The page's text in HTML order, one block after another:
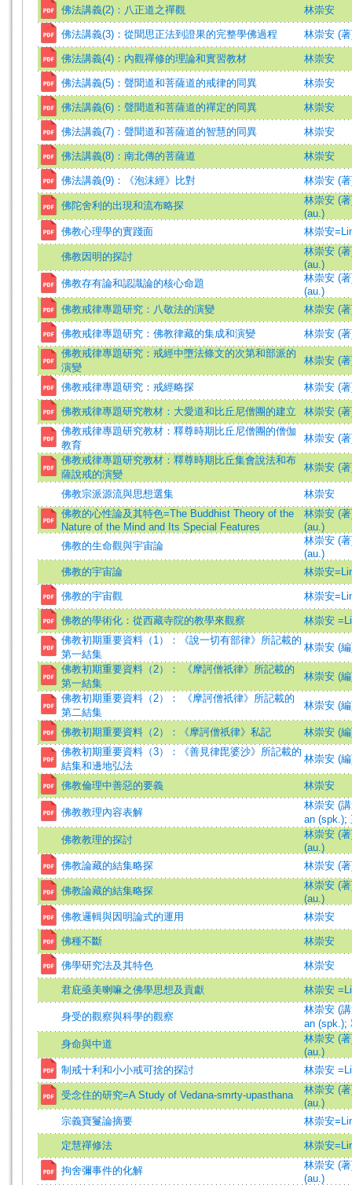
佛法講義(2)：八正道之禪觀 林崇安
佛法講義(3)：從聞思正法到證果的完整學佛過程 林崇安 (
佛法講義(4)：內觀禪修的理論和實習教材 林崇安
佛法講義(5)：聲聞道和菩薩道的戒律的同異 林崇安
佛法講義(6)：聲聞道和菩薩道的禪定的同異 林崇安
佛法講義(7)：聲聞道和菩薩道的智慧的同異 林崇安
佛法講義(8)：南北傳的菩薩道 林崇安
佛法講義(9)：《泡沫經》比對 林崇安 (
佛陀舍利的出現和流布略探
林崇安 (
(au.)
佛教心理學的實踐面
林崇安
佛教因明的探討
林崇安 (
(au.)
佛教存有論和認識論的核心命題
林崇安 (
(au.)
佛教戒律專題研究：八敬法的演變
林崇安 (
佛教戒律專題研究：佛教律藏的集成和演變
林崇安 (
佛教戒律專題研究：戒經中墮法條文的次第和部派的
演變
林崇安 (
佛教戒律專題研究：戒經略探 林崇安 (
佛教戒律專題研究教材：大愛道和比丘尼僧團的建立
林崇安 (
佛教戒律專題研究教材：釋尊時期比丘尼僧團的僧伽
教育
林崇安 (
佛教戒律專題研究教材：釋尊時期比丘集會說法和布
薩說戒的演變
林崇安 (
佛教宗派源流與思想選集
林崇安
佛教的心性論及其特色=The Buddhist Theory of the
Nature of the Mind and Its Special Features
林崇安 (
(au.)
佛教的生命觀與宇宙論
林崇安 (
(au.)
佛教的宇宙論
林崇安
佛教的宇宙觀 林崇安
佛教的學術化：從西藏寺院的教學來觀察
林崇安
佛教初期重要資料（1）：《說一切有部律》所記載的
第一結集
林崇安 (
佛教初期重要資料（2）： 《摩訶僧祇律》所記載的
第一結集
林崇安 (
佛教初期重要資料（2）： 《摩訶僧祇律》所記載的
第二結集
林崇安 (
佛教初期重要資料（2）：《摩訶僧祇律》私記
林崇安 (
佛教初期重要資料（3）：《善見律毘婆沙》所記載的
結集和邊地弘法
林崇安 (
佛教倫理中善惡的要義 林崇安
佛教教理內容表解
林崇安 (
an (spk.);
佛教教理的探討
林崇安 (
(au.)
佛教論藏的結集略探
林崇安 (
佛教論藏的結集略探
林崇安 (
(au.)
佛教邏輯與因明論式的運用
林崇安
佛種不斷 林崇安
佛學研究法及其特色 林崇安
君庇亟美喇嘛之佛學思想及貢獻 林崇安
身受的觀察與科學的觀察
林崇安 (
an (spk.);
身命與中道
林崇安 (
(au.)
制戒十利和小小戒可捨的探討
林崇安
受念住的研究=A Study of Vedana-smrty-upasthana
林崇安 (
(au.)
宗義寶鬘論摘要
林崇安
定慧禪修法 林崇安
拘舍彌事件的化解
林崇安 (
(au.)